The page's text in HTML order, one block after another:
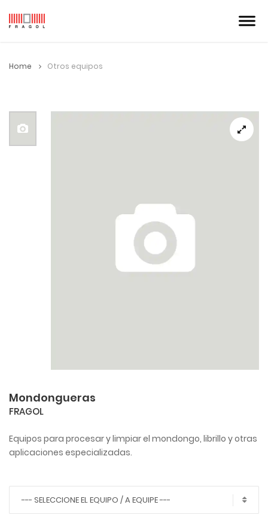
Home Otros equipos
Mondongueras
FRAGOL
Equipos para procesar y limpiar el mondongo, librillo y otras
aplicaciones especializadas.
--- SELECCIONE EL EQUIPO / A EQUIPE ---